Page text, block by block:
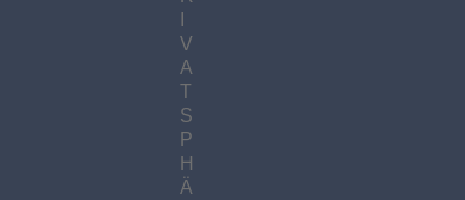
V
A
T
S
P
H
Ä